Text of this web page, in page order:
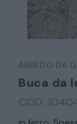
ARREDO DA
Buca da
COD: